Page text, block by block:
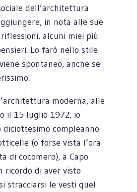
dell’architettura
in nota alle sue
alcuni miei più
Lo farò nello stile
spontaneo, anche se
moderna, alle
il 15 luglio 1972, io
compleanno
(o forse vista l’ora
di cocomero), a Capo
ricordo di aver visto
stracciarsi le vesti quel